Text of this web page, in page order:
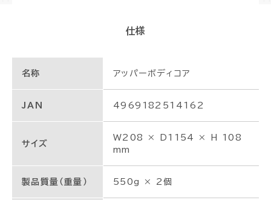
仕様
名称 アッパーボディコア
JAN 4969182514162
サイズ
W208 × D1154 × H 108
mm
製品質量（重量） 550g × 2個